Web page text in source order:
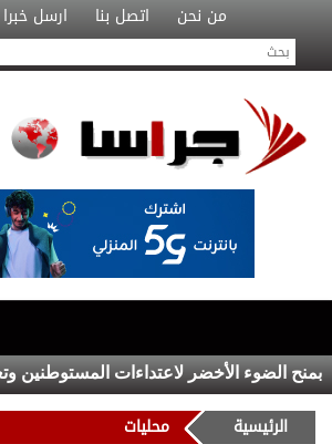
من نحن اتصل بنا ارسل خبرا
الضوء الأخضر لاعتداءات المستوطنين
الرئيسية محليات